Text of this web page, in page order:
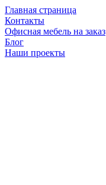
Главная страница
Контакты
Офисная мебель на заказ
Блог
Наши проекты